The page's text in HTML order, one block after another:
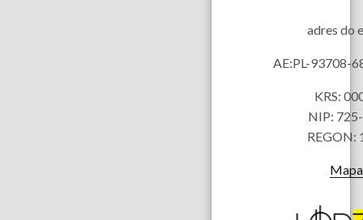
adres do
AE:PL-93708-
KRS:
NIP:
REGON:
Partnerzy